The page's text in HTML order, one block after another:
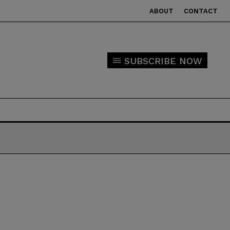
ABOUT CONTACT
SUBSCRIBE NOW